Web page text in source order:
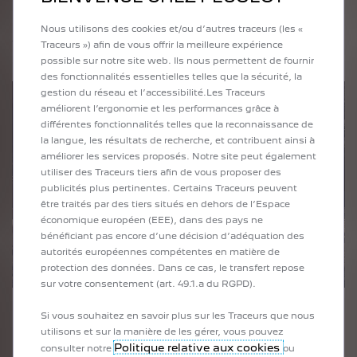
Une fois que vous avez renseigné les informations
sur votre voiture, nous analysons le marché pour
vous offrir une estimation juste de sa valeur. Cette
estimation vous est envoyée en ligne et par e-mail.
3. Obtenez un rendez-vous avec un professionnel
Après avoir reçu votre estimation, un
Nous utilisons des cookies et/ou d’autres traceurs (les «
Traceurs ») afin de vous offrir la meilleure expérience
possible sur notre site web. Ils nous permettent de fournir
des fonctionnalités essentielles telles que la sécurité, la
gestion du réseau et l’accessibilité.Les Traceurs
améliorent l’ergonomie et les performances grâce à
différentes fonctionnalités telles que la reconnaissance de
la langue, les résultats de recherche, et contribuent ainsi à
améliorer les services proposés. Notre site peut également
utiliser des Traceurs tiers afin de vous proposer des
publicités plus pertinentes. Certains Traceurs peuvent
être traités par des tiers situés en dehors de l’Espace
économique européen (EEE), dans des pays ne
bénéficiant pas encore d’une décision d’adéquation des
autorités européennes compétentes en matière de
protection des données. Dans ce cas, le transfert repose
sur votre consentement (art. 49.1.a du RGPD).
Si vous souhaitez en savoir plus sur les Traceurs que nous
utilisons et sur la manière de les gérer, vous pouvez
consulter notre Politique relative aux cookies ou